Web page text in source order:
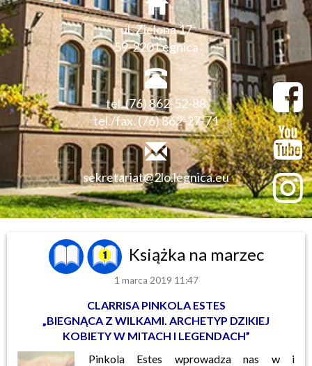
ul. Zielona 17
59-220 Legnica
tel. (76) 862-52-88
tel./fax. (76) 862-27-71
sekretariat@2lo.legnica.eu
Książka na marzec
1 marca 2019 11:47
CLARRISA PINKOLA ESTES
„BIEGNĄCA Z WILKAMI. ARCHETYP DZIKIEJ
KOBIETY W MITACH I LEGENDACH”
Pinkola Estes wprowadza nas w i